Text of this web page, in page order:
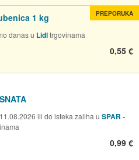
1 kg
danas u Lidltrgovinama
0,55 €
PREPORUKA
ili do isteka zaliha u SPAR -
0,99 €